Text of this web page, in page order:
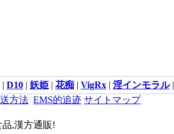
| D10 | 妖姫 | 花痴 | VigRx | 淫インモラル|
方法 EMS的追迹 サイトマップ
,漢方通販!